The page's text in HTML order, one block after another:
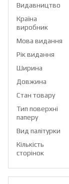
Видавництво
Країна
виробник
Мова видання
Рік видання
Ширина
Довжина
Стан товару
Тип поверхні
паперу
Вид палітурки
Кількість
сторінок